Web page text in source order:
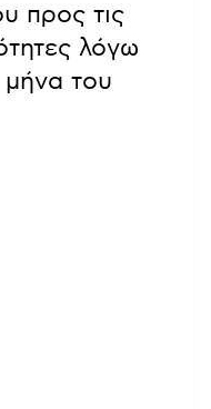
προς τις
λόγω
μήνα του